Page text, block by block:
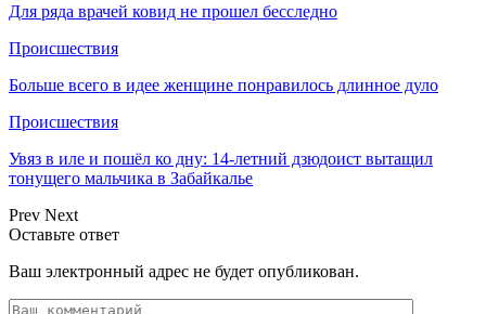
Для ряда врачей ковид не прошел бесследно
Происшествия
Больше всего в идее женщине понравилось длинное дуло
Происшествия
Увяз в иле и пошёл ко дну: 14-летний дзюдоист вытащил
тонущего мальчика в Забайкалье
Prev Next
Оставьте ответ
Ваш электронный адрес не будет опубликован.